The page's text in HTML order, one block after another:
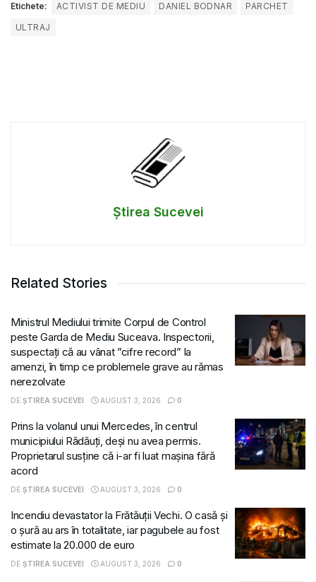
Etichete: ACTIVIST DE MEDIU DANIEL BODNAR
PARCHET
ULTRAJ
Știrea Sucevei
Related Stories
Ministrul Mediului trimite Corpul de Control
peste Garda de Mediu Suceava. Inspectorii,
suspectați că au vânat ”cifre record” la
amenzi, în timp ce problemele grave au rămas
nerezolvate
DE ȘTIREA SUCEVEI AUGUST 3, 2026 0
Prins la volanul unui Mercedes, în centrul
municipiului Rădăuți, deși nu avea permis.
Proprietarul susține că i-ar fi luat mașina fără
acord
DE ȘTIREA SUCEVEI AUGUST 3, 2026 0
Incendiu devastator la Frătăuții Vechi. O casă și
o șură au ars în totalitate, iar pagubele au fost
estimate la 20.000 de euro
DE ȘTIREA SUCEVEI AUGUST 3, 2026 0